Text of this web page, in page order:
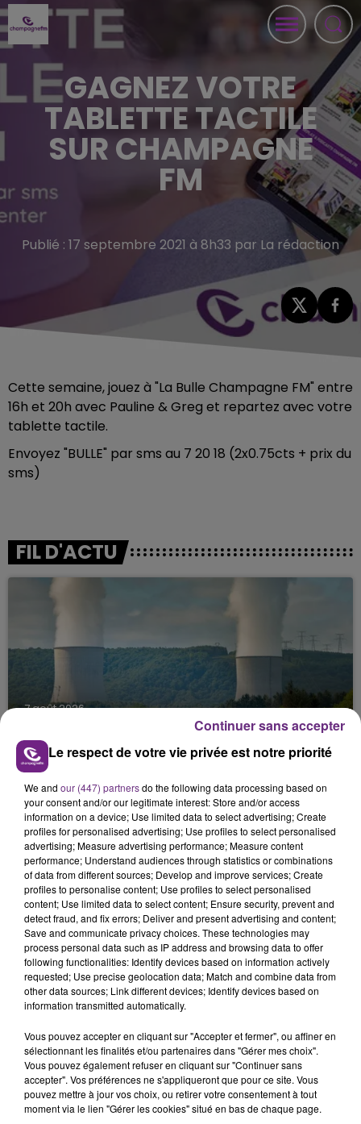
GAGNEZ VOTRE
TABLETTE TACTILE
SUR CHAMPAGNE
FM
Publié : 17 septembre 2021 à 8h33 par La rédaction
Cette semaine, jouez à "La Bulle Champagne FM" entre
16h et 20h avec Pauline & Greg et repartez avec votre
tablette tactile.
Envoyez "BULLE" par sms au 7 20 18 (2x0.75cts + prix du
sms)
FIL D'ACTU
7 août 2026
LA CENTRALE NUCLÉAIRE DE CHOOZ
TOUJOURS À L'ARRÊT
Cela fait déjà une semaine que la centrale
nucléaire ardennaise est à l'arrêt. Une situation
justifiée par la sécheresse intense qui est toujours
présente.
7 août 2026
LE MAGASIN JOUÉCLUB DE REIMS FERME
SES PORTES
C'était l'une des institutions du centre-ville
rémois. Le magasin JouéClub est contraint de
fermer ses portes.
TITRES DIFFUSÉS
18h57
18h57 18h53
18h53
Le respect de votre vie privée est notre priorité
We and our (447) partnersdo the following data processing based on
your consent and/or our legitimate interest: Store and/or access
information on a device; Use limited data to select advertising; Create
profiles for personalised advertising; Use profiles to select personalised
advertising; Measure advertising performance; Measure content
performance; Understand audiences through statistics or combinations
of data from different sources; Develop and improve services; Create
profiles to personalise content; Use profiles to select personalised
content; Use limited data to select content; Ensure security, prevent and
detect fraud, and fix errors; Deliver and present advertising and content;
Save and communicate privacy choices. These technologies may
process personal data such as IP address and browsing data to offer
following functionalities: Identify devices based on information actively
requested; Use precise geolocation data; Match and combine data from
other data sources; Link different devices; Identify devices based on
information transmitted automatically.
Vous pouvez accepter en cliquant sur "Accepter et fermer", ou affiner en
sélectionnant les finalités et/ou partenaires dans "Gérer mes choix".
Vous pouvez également refuser en cliquant sur "Continuer sans
accepter". Vos préférences ne s'appliqueront que pour ce site. Vous
pouvez mettre à jour vos choix, ou retirer votre consentement à tout
moment via le lien "Gérer les cookies" situé en bas de chaque page.
Continuer sans accepter